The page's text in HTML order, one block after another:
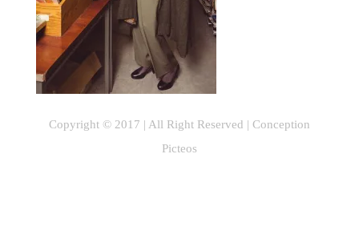
Copyright © 2017 | All Right Reserved | Conception
Picteos